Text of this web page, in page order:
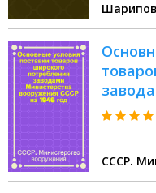
СССР.